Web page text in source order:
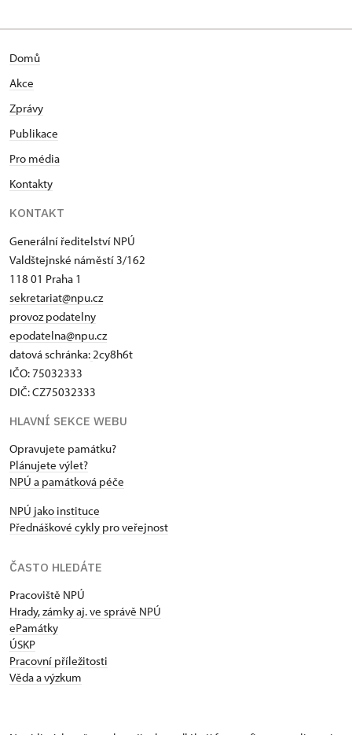
Domů
Akce
Zprávy
Publikace
Pro média
Kontakty
KONTAKT
Generální ředitelství NPÚ
Valdštejnské náměstí 3/162
118 01 Praha 1
sekretariat@npu.cz
provoz podatelny
epodatelna@npu.cz
datová schránka:2cy8h6t​
IČO: 75032333
DIČ: CZ75032333
HLAVNÍ SEKCE WEBU
Opravujete památku?
Plánujete výlet?
NPÚ a památková péče
NPÚ jako instituce
Přednáškové cykly pro veřejnost
ČASTO HLEDÁTE
Pracoviště NPÚ
Hrady, zámky aj. ve správě NPÚ
ePamátky
ÚSKP
Pracovní příležitosti
Věda a výzkum